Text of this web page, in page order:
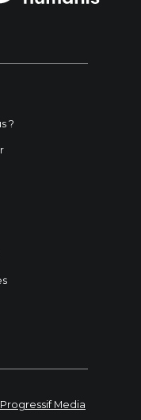
?
Progressif Media